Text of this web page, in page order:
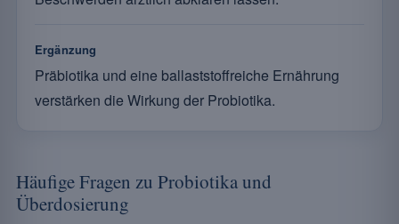
Ergänzung
Präbiotika und eine ballaststoffreiche Ernährung
verstärken die Wirkung der Probiotika.
Häufige Fragen zu Probiotika und
Überdosierung